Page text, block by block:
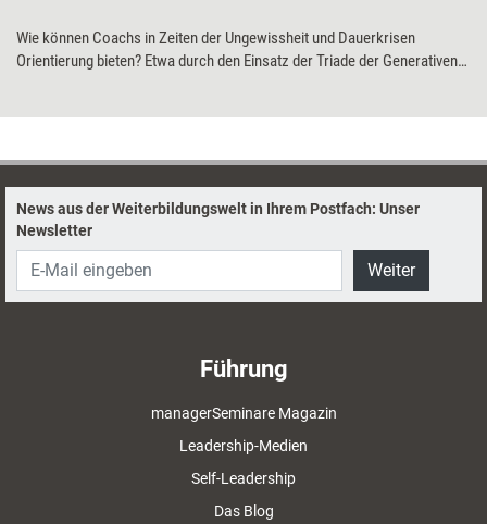
Wie können Coachs in Zeiten der Ungewissheit und Dauerkrisen
Orientierung bieten? Etwa durch den Einsatz der Triade der Generativen
News aus der Weiterbildungswelt in Ihrem Postfach: Unser
Newsletter
Weiter
Führung
managerSeminare Magazin
Leadership-Medien
Self-Leadership
Das Blog